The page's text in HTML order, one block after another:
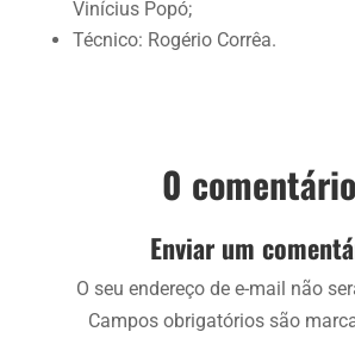
Vinícius Popó;
Técnico: Rogério Corrêa.
0
Enviar um
O seu endereço de e-mail não
Campos obrigatórios são